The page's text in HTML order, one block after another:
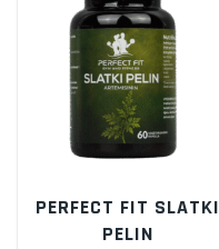
PERFECT FIT SLATKI
PELIN